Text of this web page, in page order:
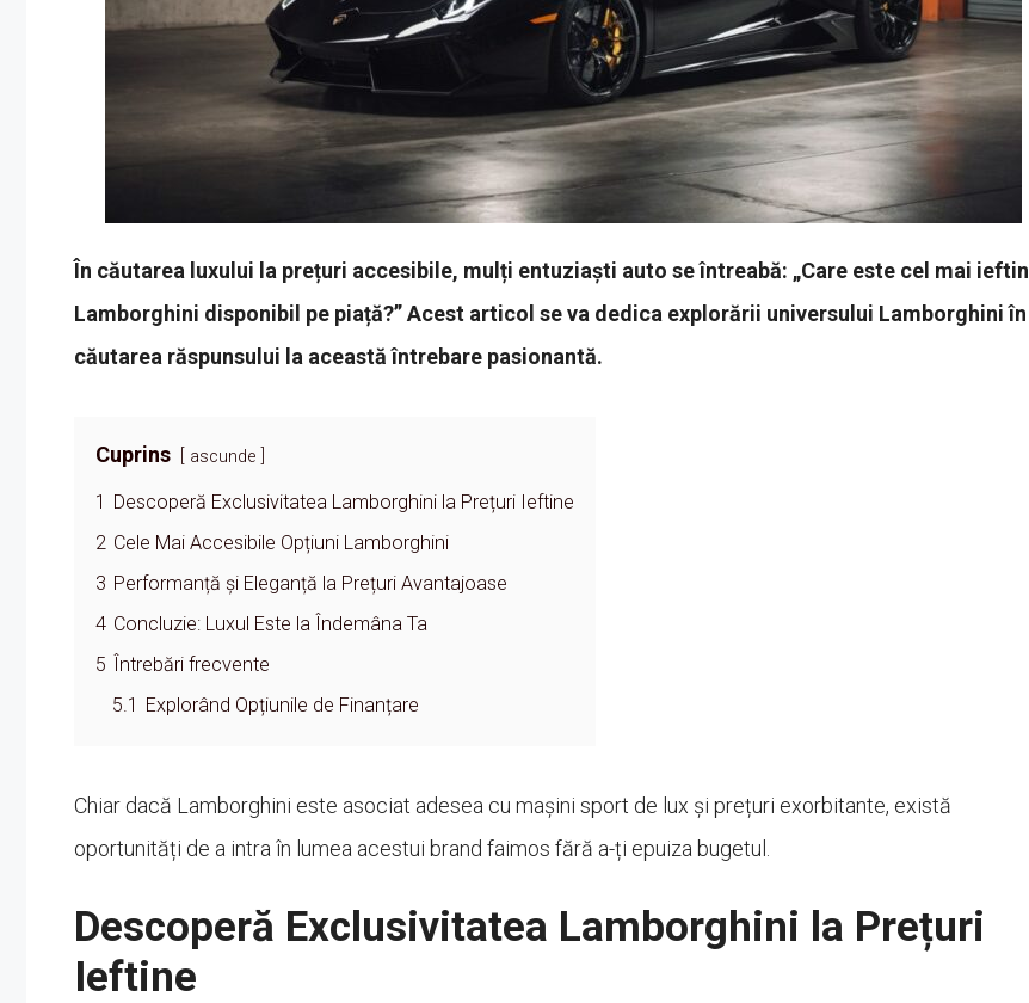
În căutarea luxului la prețuri accesibile, mulți entuziaști auto se întreabă: „Care este cel mai ieftin
Lamborghini disponibil pe piață?” Acest articol se va dedica explorării universului Lamborghini în
căutarea răspunsului la această întrebare pasionantă.
Cuprins ascunde
1 Descoperă Exclusivitatea Lamborghini la Prețuri Ieftine
2 Cele Mai Accesibile Opțiuni Lamborghini
3 Performanță și Eleganță la Prețuri Avantajoase
4 Concluzie: Luxul Este la Îndemâna Ta
5 Întrebări frecvente
5.1 Explorând Opțiunile de Finanțare
Chiar dacă Lamborghini este asociat adesea cu mașini sport de lux și prețuri exorbitante, există
oportunități de a intra în lumea acestui brand faimos fără a-ți epuiza bugetul.
Descoperă Exclusivitatea Lamborghini la Prețuri
Ieftine